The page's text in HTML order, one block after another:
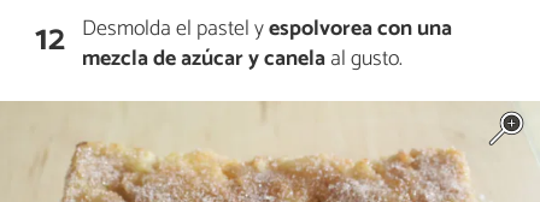
12 Desmolda el pastel yespolvorea con una
mezcla de azúcar y canelaal gusto.